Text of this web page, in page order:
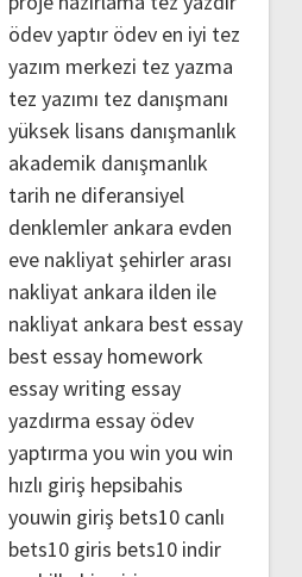
ödev yaptır ödev en iyi tez
yazım merkezi tez yazma
tez yazımı tez danışmanı
yüksek lisans danışmanlık
akademik danışmanlık
tarih ne diferansiyel
denklemler ankara evden
eve nakliyatşehirler arası
nakliyat ankara ilden ile
nakliyat ankara best essay
best essay homework
essay writing essay
yazdırma essay ödev
yaptırma you win you win
hızlı giriş hepsibahis
youwin giriş bets10 canlı
bets10 giris bets10 indir